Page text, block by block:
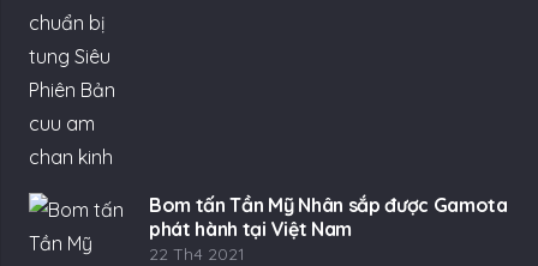
Bom tấn Tần Mỹ Nhân sắp được Gamota
phát hành tại Việt Nam
22 Th4 2021